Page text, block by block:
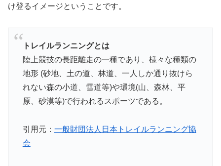
け登るイメージということです。
トレイルランニングとは
陸上競技の長距離走の一種であり、様々な種類の
地形 (砂地、土の道、林道、一人しか通り抜けら
れない森の小道、雪道等)や環境(山、森林、平
原、砂漠等)で行われるスポーツである。
引用元： 一般財団法人日本トレイルランニング協
会